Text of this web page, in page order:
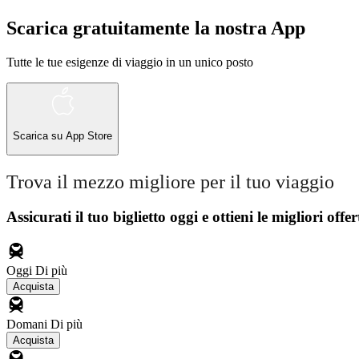
Scarica gratuitamente la nostra App
Tutte le tue esigenze di viaggio in un unico posto
Scarica su App Store
Trova il mezzo migliore per il tuo viaggio
Assicurati il ​​tuo biglietto oggi e ottieni le migliori
Oggi Di più
Acquista
Domani Di più
Acquista